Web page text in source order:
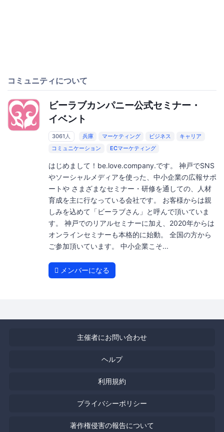
コミュニティについて
ビーラブカンパニー公式セミナー・
イベント
3061人 兵庫 マーケティング ビジネス
キャリア
コミュニケーション
ECマーケティング
はじめまして！be.love.company.です。 神戸でSNS
やソーシャルメディアを使った、中小企業の広報サポ
ートや さまざまなセミナー・研修を通しての、人材
育成を主に行なっている会社です。 お客様からは親
しみを込めて「ビーラブさん」と呼んで頂いていま
す。 神戸でのリアルセミナーに加え、2020年からは
オンラインセミナーも本格的に始動。 全国の方から
ご参加頂いています。 中小企業こそ...
メンバーになる
主催者にお問い合わせ
ヘルプ
利用規約
プライバシーポリシー
著作権侵害の報告について